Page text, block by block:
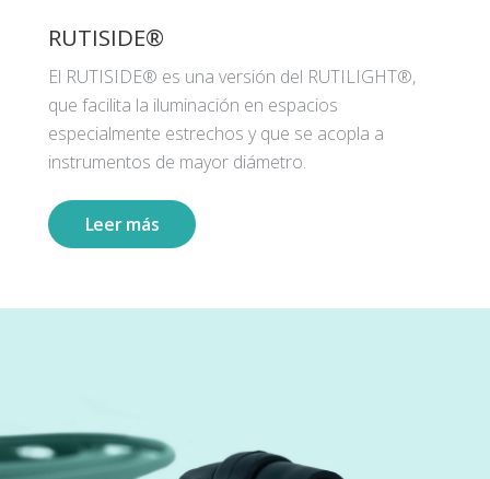
RUTISIDE®
El RUTISIDE® es una versión del RUTILIGHT®,
que facilita la iluminación en espacios
especialmente estrechos y que se acopla a
instrumentos de mayor diámetro.
Leer más